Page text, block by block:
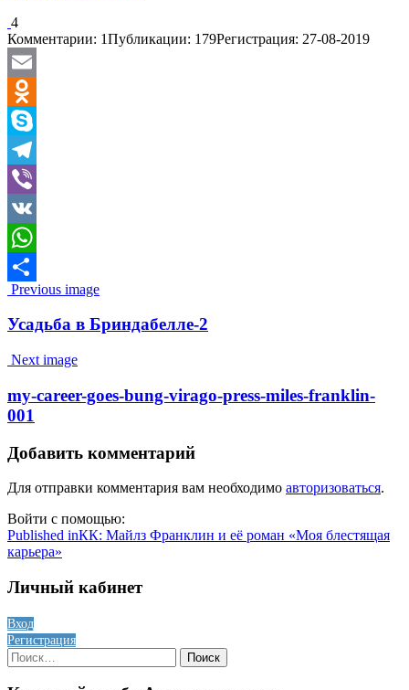
4
Комментарии: 1Публикации: 179Регистрация: 27-08-2019
Email
Odnoklassniki
Skype
Telegram
Viber
VK
WhatsApp
Отправить
Image
navigation
Previous image
Усадьба в Бриндабелле-2
Next image
my-career-goes-bung-virago-press-miles-franklin-
001
Добавить комментарий
Для отправки комментария вам необходимо авторизоваться.
Войти с помощью:
Навигация
по
записям
Published inКК: Майлз Франклин и её роман «Моя блестящая
карьера»
Личный кабинет
Вход
Регистрация
Найти: